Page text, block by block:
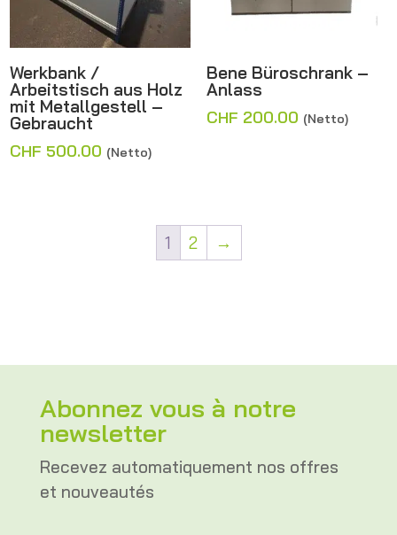
Werkbank /
Arbeitstisch aus Holz
mit Metallgestell –
Gebraucht
CHF 500.00 (Netto)
Bene Büroschrank –
Anlass
CHF 200.00 (Netto)
1 2 →
Abonnez vous à notre
newsletter
Recevez automatiquement nos offres
et nouveautés